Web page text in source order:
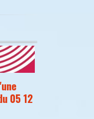
05 12